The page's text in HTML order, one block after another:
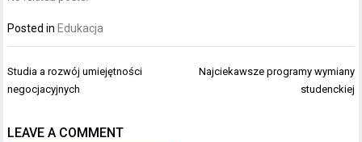
Posted in Edukacja
Nawigacja
wpisu
Studia a rozwój umiejętności
negocjacyjnych
Najciekawsze programy wymiany
studenckiej
LEAVE A COMMENT